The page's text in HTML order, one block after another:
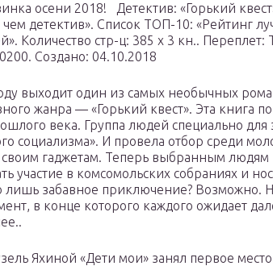
осени 2018! Детектив: «Горький
детектив». Список ТОП-10: «Рейтинг
Количество стр-ц: 385 х 3 кн..
Создано: 04.10.2018
выходит один из самых необычных
жанра — «Горький квест». Эта книга
века. Группа людей специально для
социализма». И провела отбор среди
своим гаджетам. Теперь выбранным людям
участие в комсомольских собраниях и
лишь забавное приключение? Возможно.
в конце которого каждого ожидает
Яхиной «Дети мои» занял первое